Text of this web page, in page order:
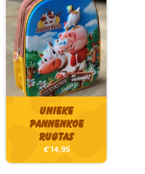
Unieke
Pannenkoe
Rugtas
€14,95